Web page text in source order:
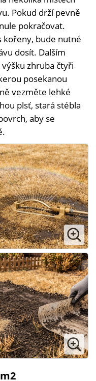
Pokud drží pevně
pokračovat.
kořeny, bude nutné
dosít. Dalším
zhruba čtyři
posekanou
vezměte lehké
plsť, stará stébla
aby se